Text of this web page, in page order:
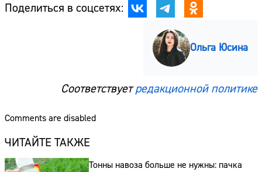
Поделиться в соцсетях:
Ольга Юсина
Соответствуетредакционной политике
Comments are disabled
ЧИТАЙТЕ ТАКЖЕ
Тонны навоза больше не нужны: пачка